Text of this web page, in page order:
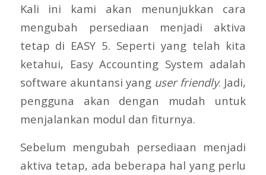
Kali ini kami akan menunjukkan cara
mengubah persediaan menjadi aktiva
tetap di EASY 5. Seperti yang telah kita
ketahui, Easy Accounting System adalah
software akuntansi yang user friendly. Jadi,
pengguna akan dengan mudah untuk
menjalankan modul dan fiturnya.
Sebelum mengubah persediaan menjadi
aktiva tetap, ada beberapa hal yang perlu